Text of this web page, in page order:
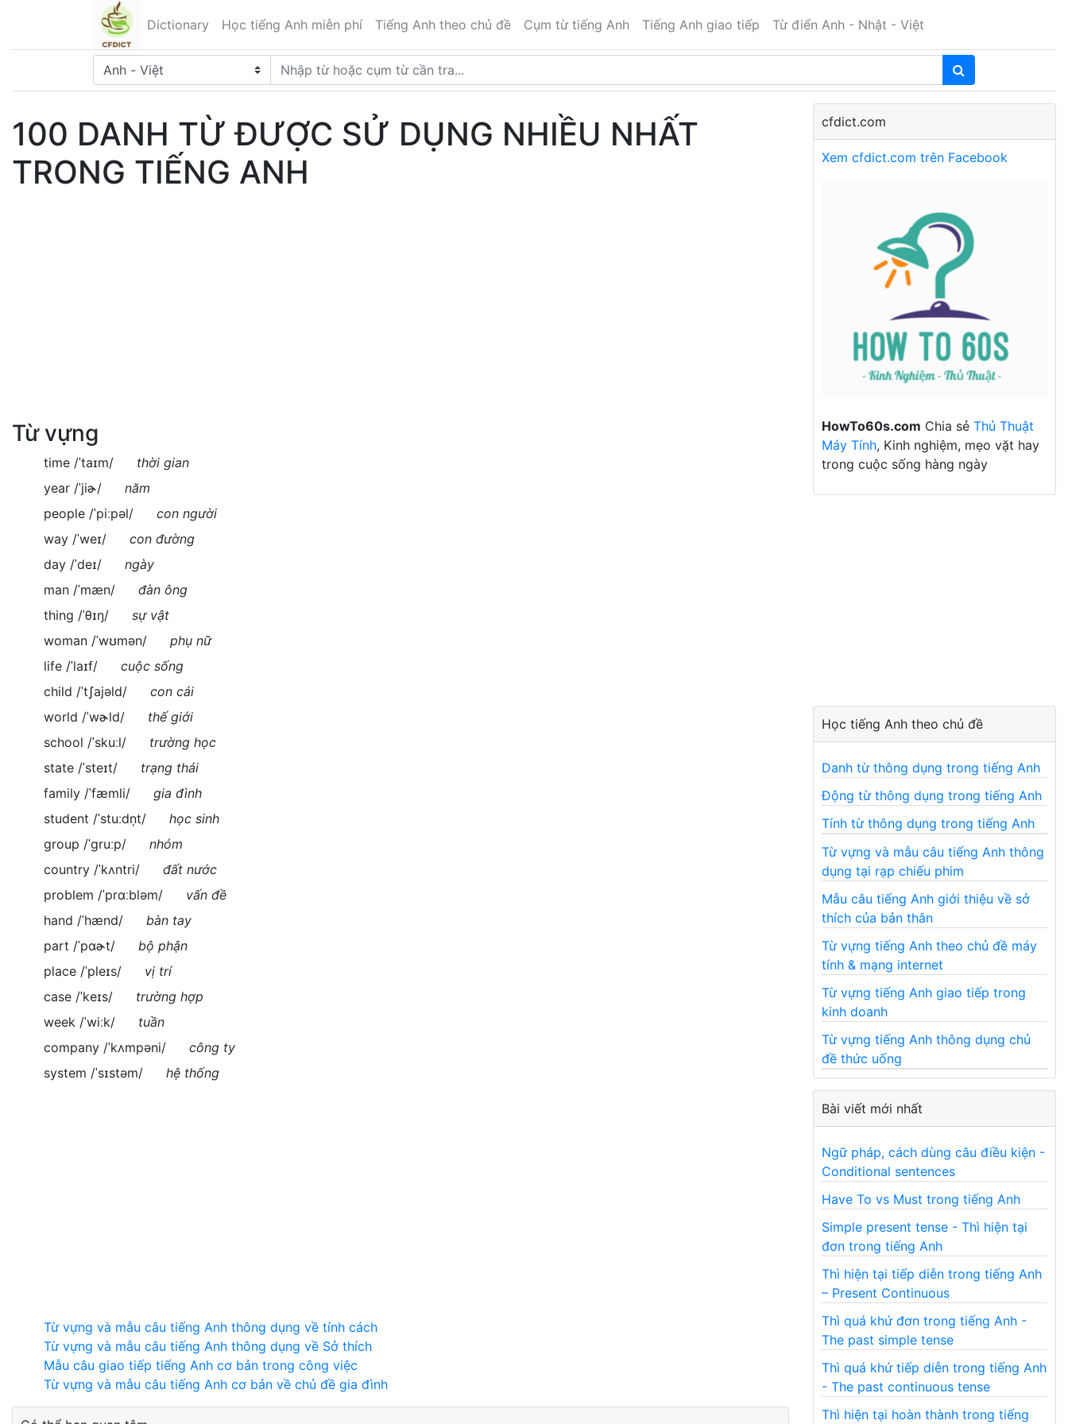
Dictionary Học tiếng Anh miễn phí Tiếng Anh theo chủ đề Cụm từ tiếng Anh Tiếng Anh giao tiếp Từ điển Anh - Nhật - Việt
100 DANH TỪ ĐƯỢC SỬ DỤNG NHIỀU NHẤT
TRONG TIẾNG ANH
Từ vựng
time /ˈtaɪm/
thời gian
year /ˈjiɚ/
năm
people /ˈpiːpəl/
con người
way /ˈweɪ/
con đường
day /ˈdeɪ/
ngày
man /ˈmæn/
đàn ông
thing /ˈθɪŋ/
sự vật
woman /ˈwʊmən/
phụ nữ
life /ˈlaɪf/
cuộc sống
child /ˈtʃajəld/
con cái
world /ˈwɚld/
thế giới
school /ˈskuːl/
trường học
state /ˈsteɪt/
trạng thái
family /ˈfæmli/
gia đình
student /ˈstuːdn̩t/
học sinh
group /ˈgruːp/
nhóm
country /ˈkʌntri/
đất nước
problem /ˈprɑːbləm/
vấn đề
hand /ˈhænd/
bàn tay
part /ˈpɑɚt/
bộ phận
place /ˈpleɪs/
vị trí
case /ˈkeɪs/
trường hợp
week /ˈwiːk/
tuần
company /ˈkʌmpəni/
công ty
system /ˈsɪstəm/
hệ thống
Từ vựng và mẫu câu tiếng Anh thông dụng về tính cách
Từ vựng và mẫu câu tiếng Anh thông dụng về Sở thích
Mẫu câu giao tiếp tiếng Anh cơ bản trong công việc
Từ vựng và mẫu câu tiếng Anh cơ bản về chủ đề gia đình
cfdict.com
Xem cfdict.com trên Facebook
HowTo60s.com Chia sẻ Thủ Thuật
Máy Tính, Kinh nghiệm, mẹo vặt hay
trong cuộc sống hàng ngày
Học tiếng Anh theo chủ đề
Danh từ thông dụng trong tiếng Anh
Động từ thông dụng trong tiếng Anh
Tính từ thông dụng trong tiếng Anh
Từ vựng và mẫu câu tiếng Anh thông
dụng tại rạp chiếu phim
Mẫu câu tiếng Anh giới thiệu về sở
thích của bản thân
Từ vựng tiếng Anh theo chủ đề máy
tính & mạng internet
Từ vựng tiếng Anh giao tiếp trong
kinh doanh
Từ vựng tiếng Anh thông dụng chủ
đề thức uống
Bài viết mới nhất
Ngữ pháp, cách dùng câu điều kiện -
Conditional sentences
Have To vs Must trong tiếng Anh
Simple present tense - Thì hiện tại
đơn trong tiếng Anh
Thì hiện tại tiếp diễn trong tiếng Anh
– Present Continuous
Thì quá khứ đơn trong tiếng Anh -
The past simple tense
Thì quá khứ tiếp diễn trong tiếng Anh
- The past continuous tense
Thì hiện tại hoàn thành trong tiếng